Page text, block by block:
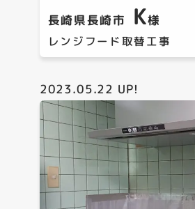
長崎県長崎市 K様
レンジフード取替工事
2023.05.22 UP!